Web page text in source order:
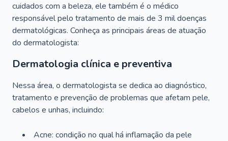
cuidados com a beleza, ele também é o médico
responsável pelo tratamento de mais de 3 mil doenças
dermatológicas. Conheça as principais áreas de atuação
do dermatologista:
Dermatologia clínica e preventiva
Nessa área, o dermatologista se dedica ao diagnóstico,
tratamento e prevenção de problemas que afetam pele,
cabelos e unhas, incluindo:
Acne: condição no qual há inflamação da pele